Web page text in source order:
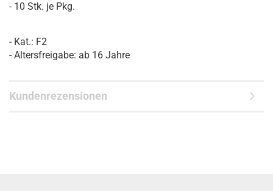
- 10 Stk. je Pkg.
- Kat.: F2
- Altersfreigabe: ab 16 Jahre
Kundenrezensionen